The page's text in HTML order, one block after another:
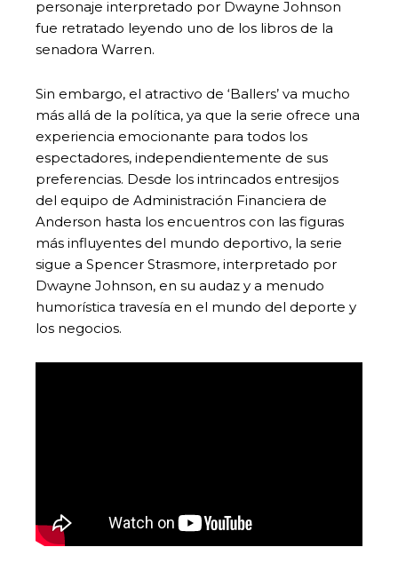
personaje interpretado por Dwayne Johnson
fue retratado leyendo uno de los libros de la
senadora Warren.
Sin embargo, el atractivo de ‘Ballers’ va mucho
más allá de la política, ya que la serie ofrece una
experiencia emocionante para todos los
espectadores, independientemente de sus
preferencias. Desde los intrincados entresijos
del equipo de Administración Financiera de
Anderson hasta los encuentros con las figuras
más influyentes del mundo deportivo, la serie
sigue a Spencer Strasmore, interpretado por
Dwayne Johnson, en su audaz y a menudo
humorística travesía en el mundo del deporte y
los negocios.